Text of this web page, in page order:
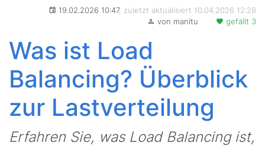
19.02.2026 10:47, zuletzt aktualisiert 10.04.2026 12:28
von manitu
gefällt 3
Was ist Load
Balancing? Überblick
zur Lastverteilung
Erfahren Sie, was Load Balancing ist,